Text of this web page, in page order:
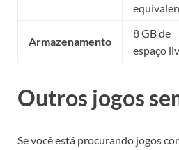
Armazenamento
8 GB de
espaço
Outros jogos
Se você está procurando jogos